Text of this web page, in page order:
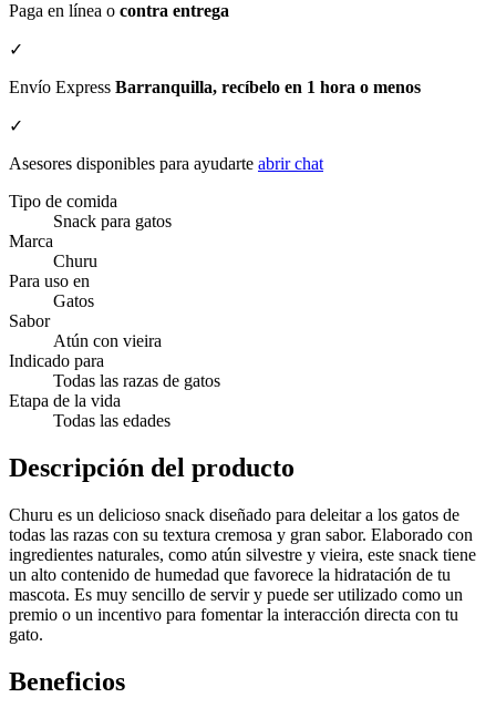
Paga en línea o contra entrega
✓
Envío Express Barranquilla, recíbelo en 1 hora o menos
✓
Asesores disponibles para ayudarte abrir chat
Tipo de comida
Snack para gatos
Marca
Churu
Para uso en
Gatos
Sabor
Atún con vieira
Indicado para
Todas las razas de gatos
Etapa de la vida
Todas las edades
Descripción del producto
Churu es un delicioso snack diseñado para deleitar a los gatos de
todas las razas con su textura cremosa y gran sabor. Elaborado con
ingredientes naturales, como atún silvestre y vieira, este snack tiene
un alto contenido de humedad que favorece la hidratación de tu
mascota. Es muy sencillo de servir y puede ser utilizado como un
premio o un incentivo para fomentar la interacción directa con tu
gato.
Beneficios